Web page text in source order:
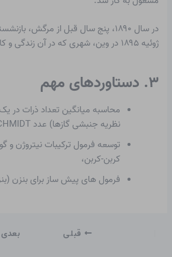
ژوئیه ۱۸۹۵ در وین، شهری که در آن زندگی و کار می کرد، درگذشت.
۳. دستاوردهای مهم
محاسبه میانگین تعداد ذرات در
نظریه جنبشی گازها) عدد LOSCHMIDT
توسعه فرمول ترکیبات نیتروژن و
کربن-کربن،
فرمول های پیش ساز برای بنزن
قبلی بعدی